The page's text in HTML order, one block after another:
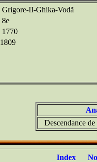
Grigore-II-Ghika-Vodã
8e
1770
1809
Descendance
Index